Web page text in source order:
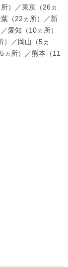
）／東京（26ヵ
（22ヵ所）／新
愛知（10ヵ所）
）／岡山（5ヵ
ヵ所）／熊本（11